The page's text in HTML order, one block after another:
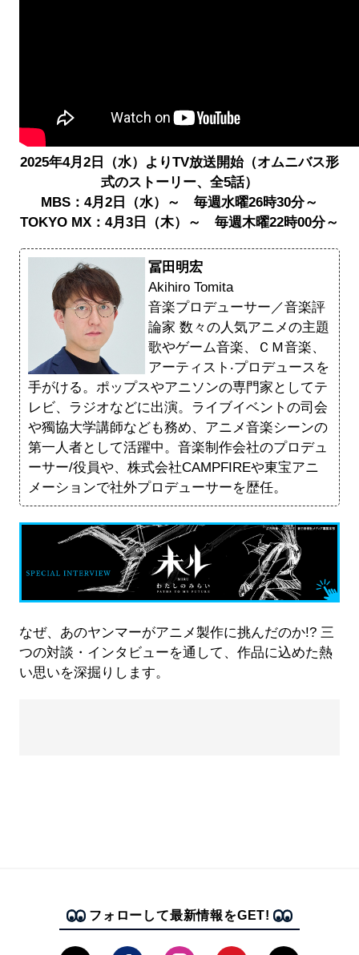
2025年4月2日（水）よりTV放送開始（オムニバス形
式のストーリー、全5話）
MBS：4月2日（水）～ 毎週水曜26時30分～
TOKYO MX：4月3日（木）～ 毎週木曜22時00分～
冨田明宏
Akihiro Tomita
⾳楽プロデューサー／音楽評
論家 数々の⼈気アニメの主題
歌やゲーム⾳楽、ＣＭ⾳楽、
アーティスト‧プロデュースを
⼿がける。ポップスやアニソンの専⾨家としてテ
レビ、ラジオなどに出演。ライブイベントの司会
や獨協大学講師なども務め、アニメ⾳楽シーンの
第⼀⼈者として活躍中。⾳楽制作会社のプロデュ
ーサー/役員や、株式会社CAMPFIREや東宝アニ
メーションで社外プロデューサーを歴任。
なぜ、あのヤンマーがアニメ製作に挑んだのか!? 三
つの対談・インタビューを通して、作品に込めた熱
い思いを深掘りします。
フォローして最新情報をGET!